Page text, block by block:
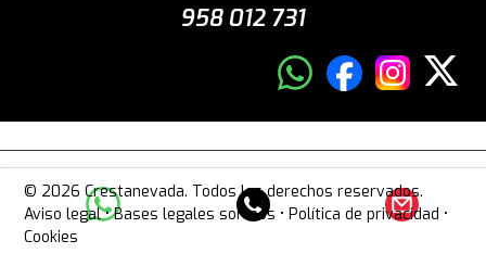
958 012 731
© 2026 Crestanevada. Todos los derechos reservados.
Aviso legal•Bases legales sorteos •Política de privacidad •
Cookies